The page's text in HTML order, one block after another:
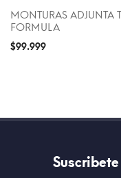
MONTURAS ADJUNTA
FORMULA
$99.999